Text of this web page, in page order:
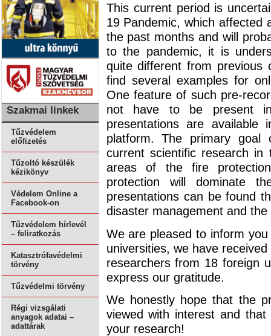
Szakmai linkek
Tűzvédelem
előfizetés
Tűzoltó készülék
kézikönyv
Védelem Online a
Facebook-on
Tűzvédelem hírlevél
– feliratkozás
Katasztrófavédelmi
törvény
Tűzvédelmi törvény
Régi vizsgálati
anyagok adatai –
adattárak
This current period is
19 Pandemic, which affected
the past months and will
to the pandemic, it is
quite different from previous
find several examples for
One feature of such pre-
not have to be present
presentations are available
platform. The primary
current scientific research
areas of the fire
protection will dominate
presentations can be found
disaster management and
We are pleased to inform
universities, we have
researchers from 18 foreign
express our gratitude.
We honestly hope that the
viewed with interest and
your research!